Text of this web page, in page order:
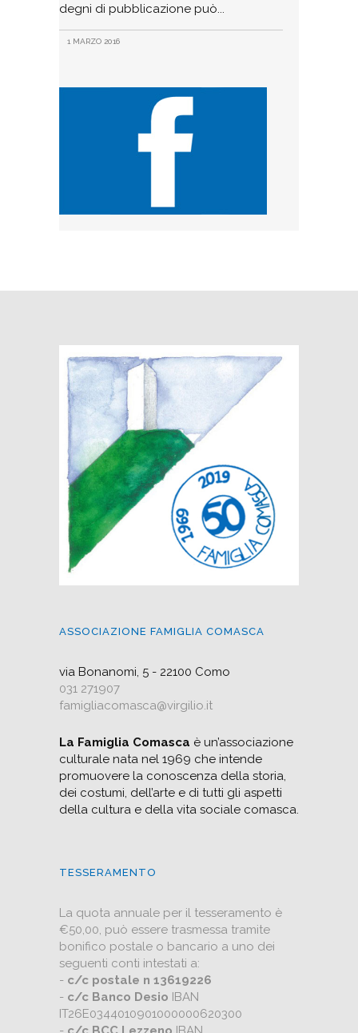
degni di pubblicazione può
1 MARZO 2016
ASSOCIAZIONE FAMIGLIA COMASCA
via Bonanomi, 5 - 22100 Como
031 271907
famigliacomasca@virgilio.it
La Famiglia Comasca è un’associazione
culturale nata nel 1969 che intende
promuovere la conoscenza della storia,
dei costumi, dell’arte e di tutti gli aspetti
della cultura e della vita sociale comasca.
TESSERAMENTO
La quota annuale per il tesseramento è
€50,00, può essere trasmessa tramite
bonifico postale o bancario a uno dei
seguenti conti intestati a:
- c/c postale n 13619226
- c/c Banco Desio IBAN
IT26E0344010901000000620300